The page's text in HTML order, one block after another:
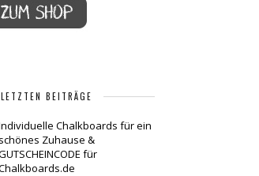
BEITRÄGE
Chalkboards für ein
schönes Zuhause &
für